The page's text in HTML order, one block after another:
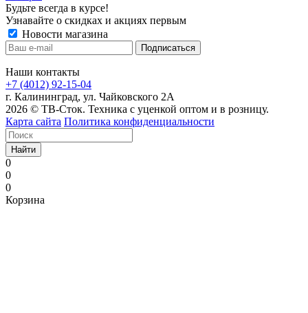
Будьте всегда в курсе!
Узнавайте о скидках и акциях первым
Новости магазина
Наши контакты
+7 (4012) 92-15-04
г. Калининград, ул. Чайковского 2А
2026 © ТВ-Сток. Техника с уценкой оптом и в розницу.
Карта сайта Политика конфиденциальности
Найти
0
0
0
Корзина